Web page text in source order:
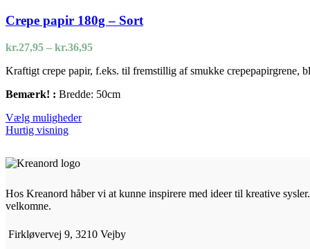
varianter.
Mulighederne
kan
vælges
på
varesiden
Crepe papir 180g – Sort
kr.27,95 – kr.36,95Prisinterval:
til
Kraftigt crepe papir, f.eks. til fremstillig af smukke crepepapirgrene,
Bemærk! : Bredde: 50cm
Vælg mulighederDette
kan
varesiden
Hurtig visning
Hos Kreanord håber vi at kunne inspirere med ideer til kreative
velkomne.
Firkløvervej 9, 3210 Vejby